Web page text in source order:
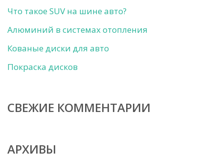
Что такое SUV на шине авто?
Алюминий в системах отопления
Кованые диски для авто
Покраска дисков
СВЕЖИЕ КОММЕНТАРИИ
АРХИВЫ